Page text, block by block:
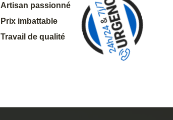
Artisan passionné
Prix imbattable
Travail de qualité